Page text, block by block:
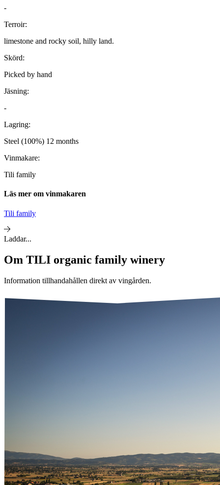
-
Terroir:
limestone and rocky soil, hilly land.
Skörd:
Picked by hand
Jäsning:
-
Lagring:
Steel (100%) 12 months
Vinmakare:
Tili family
Läs mer om vinmakaren
Tili family
Laddar...
Om TILI organic family winery
Information tillhandahållen direkt av vingården.